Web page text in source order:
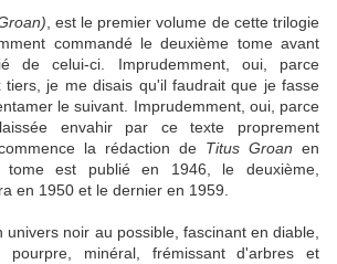
, est le premier volume de cette trilogie
commandé le deuxième tome avant
de celui-ci. Imprudemment, oui, parce
tiers, je me disais qu'il faudrait que je fasse
le suivant. Imprudemment, oui, parce
envahir par ce texte proprement
la rédaction de Titus Groan en
tome est publié en 1946, le deuxième,
en 1950 et le dernier en 1959.
univers noir au possible, fascinant en diable,
minéral, frémissant d'arbres et